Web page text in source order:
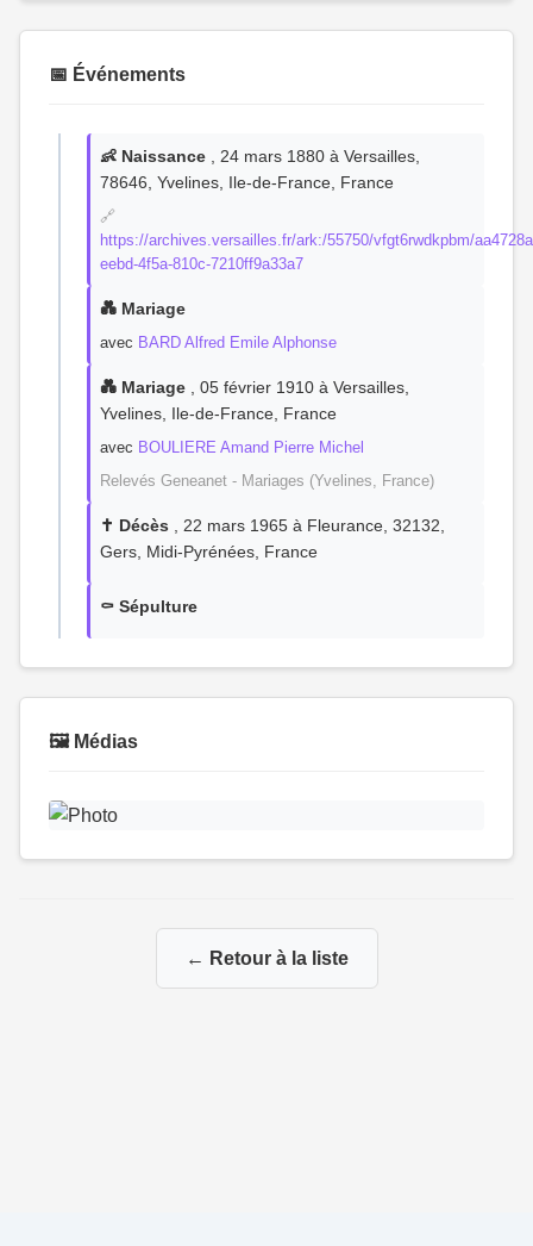
📅 Événements
👶 Naissance , 24 mars 1880 à Versailles,
78646, Yvelines, Ile-de-France, France
🔗
https://archives.versailles.fr/ark:/55750/vfgt6rwdkpbm/
eebd-4f5a-810c-7210ff9a33a7
💑 Mariage
avec BARD Alfred Emile Alphonse
💑 Mariage , 05 février 1910 à Versailles,
Yvelines, Ile-de-France, France
avec BOULIERE Amand Pierre Michel
Relevés Geneanet - Mariages (Yvelines, France)
✝️ Décès , 22 mars 1965 à Fleurance, 32132,
Gers, Midi-Pyrénées, France
⚰️ Sépulture
🖼️ Médias
← Retour à la liste